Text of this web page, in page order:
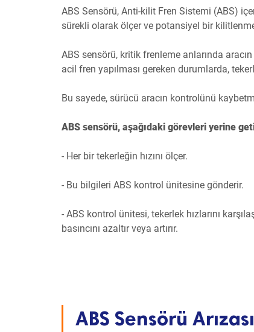
ABS Sensörü, Anti-kilit Fren Sistemi (ABS)
sürekli olarak ölçer ve potansiyel bir
ABS sensörü, kritik frenleme anlarında
acil fren yapılması gereken durumlarda,
Bu sayede, sürücü aracın kontrolünü
ABS sensörü, aşağıdaki görevleri yerine
- Her bir tekerleğin hızını ölçer.
- Bu bilgileri ABS kontrol ünitesine gönderir.
- ABS kontrol ünitesi, tekerlek hızlarını
basıncını azaltır veya artırır.
ABS Sensörü